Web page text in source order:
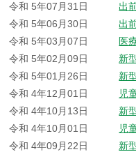
令和 5年07月31日
出
令和 5年06月30日
出
令和 5年03月07日
医
令和 5年02月09日
新
令和 5年01月26日
新
令和 4年12月01日
児
令和 4年10月13日
新
令和 4年10月01日
児
令和 4年09月22日
新